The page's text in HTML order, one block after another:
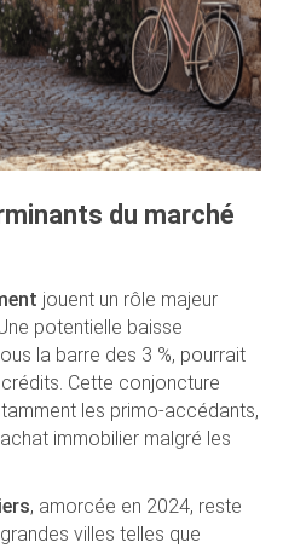
du marché
jouent un rôle majeur
potentielle baisse
la barre des 3 %, pourrait
Cette conjoncture
les primo-accédants,
immobilier malgré les
, amorcée en 2024, reste
villes telles que